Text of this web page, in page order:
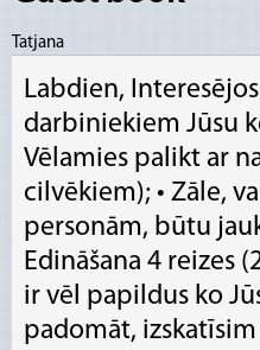
Tatjana
Labdien,
darbiniekiem Jūsu
Vēlamies palikt ar
cilvēkiem); • Zāle,
personām, būtu
Edināšana 4 reizes
ir vēl papildus ko
padomāt,